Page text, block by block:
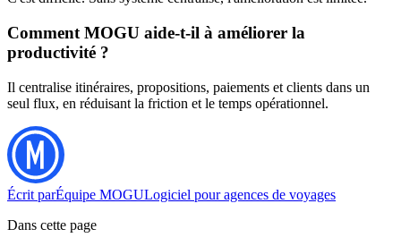
Comment MOGU aide-t-il à améliorer la
productivité ?
Il centralise itinéraires, propositions, paiements et clients dans un
seul flux, en réduisant la friction et le temps opérationnel.
Écrit parÉquipe MOGULogiciel pour agences de voyages
Dans cette page